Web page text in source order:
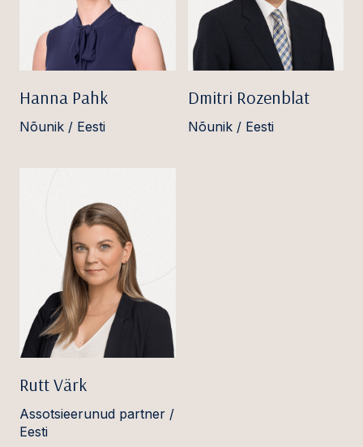
Hanna Pahk
Nõunik / Eesti
Dmitri Rozenblat
Nõunik / Eesti
Rutt Värk
Assotsieerunud partner /
Eesti